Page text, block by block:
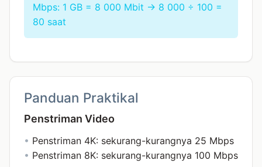
Mbps: 1 GB = 8 000 Mbit → 8 000 ÷ 100 =
80 saat
Panduan Praktikal
Penstriman Video
• Penstriman 4K: sekurang-kurangnya 25 Mbps
• Penstriman 8K: sekurang-kurangnya 100 Mbps